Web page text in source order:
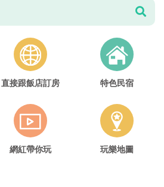
直接跟飯店訂房 特色民宿
網紅帶你玩 玩樂地圖